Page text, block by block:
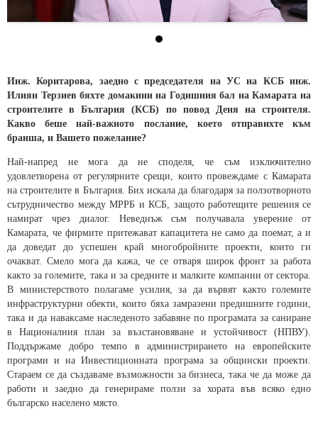
Инж. Коритарова, заедно с председателя на УС на КСБ инж.
Илиян Терзиев бяхте домакини на Годишния бал на Камарата на
строителите в България (КСБ) по повод Деня на строителя.
Какво беше най-важното послание, което отправихте към
бранша, и Вашето пожелание?
Най-напред не мога да не споделя, че съм изключително
удовлетворена от регулярните срещи, които провеждаме с Камарата
на строителите в България. Бих искала да благодаря за ползотворното
сътрудничество между МРРБ и КСБ, защото работещите решения се
намират чрез диалог. Неведнъж съм получавала уверение от
Камарата, че фирмите притежават капацитета не само да поемат, а и
да доведат до успешен край многобройните проекти, които ги
очакват. Смело мога да кажа, че се отваря широк фронт за работа
както за големите, така и за средните и малките компании от сектора.
В министерството полагаме усилия, за да вървят както големите
инфраструктурни обекти, които бяха замразени предишните години,
така и да наваксаме наследеното забавяне по програмата за саниране
в Националния план за възстановяване и устойчивост (НПВУ).
Поддържаме добро темпо в администрирането на европейските
програми и на Инвестиционната програма за общински проекти.
Стараем се да създаваме възможности за бизнеса, така че да може да
работи и заедно да генерираме ползи за хората във всяко едно
българско населено място.